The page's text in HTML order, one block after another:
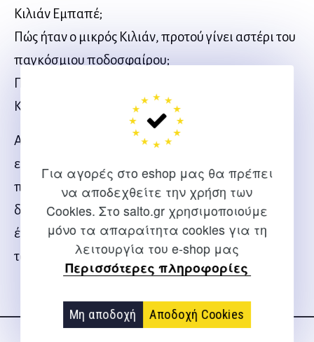
Για αγορές στο eshop μας θα πρέπει
να αποδεχθείτε την χρήση των
Cookies. Στο salto.gr χρησιμοποιούμε
μόνο τα απαραίτητα cookies για τη
λειτουργία του e-shop μας
Περισσότερες πληροφορίες
Μη αποδοχή Αποδοχή Cookies
Κιλιάν Εμπαπέ;
Πώς ήταν ο μικρός Κιλιάν, προτού γίνει αστέρι του
παγκόσμιου ποδοσφαίρου;
Ποια ήταν η πορεία του;
Και ποια ήταν τα μυστικά της επιτυχίας του;
Αυτό το βιβλίο θα δώσει απαντήσεις σε όλες τις
ερωτήσεις σας: μέσα από μια ζωντανή,
πρωτοπρόσωπη αφήγηση, παρακολουθεί τη
διαδρομή του Κιλιάν Εμπαπέ και εξιστορεί πώς
έγιναν πραγματικότητα ακόμα και τα πιο τρελά
του όνειρα.
Ακολουθήστε μας
στα social media